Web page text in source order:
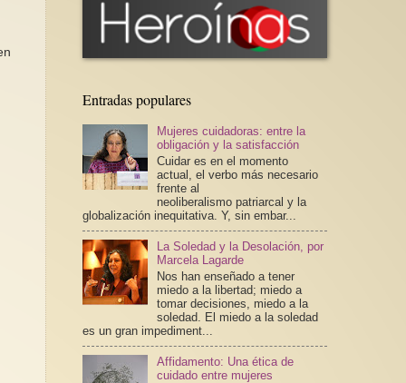
Entradas populares
Mujeres cuidadoras: entre la
obligación y la satisfacción
Cuidar es en el momento
actual, el verbo más necesario
frente al
neoliberalismo patriarcal y la
globalización inequitativa. Y, sin embar...
La Soledad y la Desolación, por
Marcela Lagarde
Nos han enseñado a tener
miedo a la libertad; miedo a
tomar decisiones, miedo a la
soledad. El miedo a la soledad
es un gran impediment...
Affidamento: Una ética de
cuidado entre mujeres